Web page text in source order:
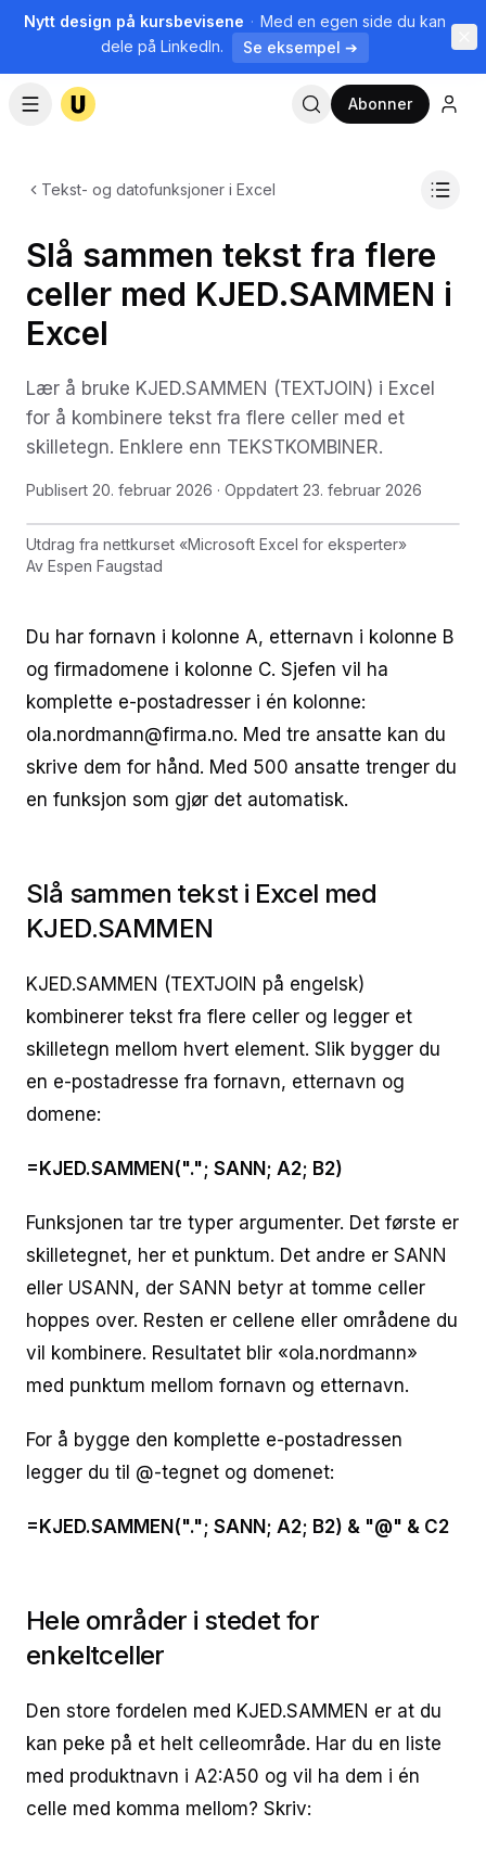
Nytt design på kursbevisene · Med en egen side du kan
dele på LinkedIn.
Se eksempel ➔
Abonner
Tekst- og datofunksjoner i Excel
Slå sammen tekst fra flere
celler med KJED.SAMMEN i
Excel
Lær å bruke KJED.SAMMEN (TEXTJOIN) i Excel
for å kombinere tekst fra flere celler med et
skilletegn. Enklere enn TEKSTKOMBINER.
Publisert 20. februar 2026 · Oppdatert 23. februar 2026
Utdrag fra nettkurset «Microsoft Excel for eksperter»
Av Espen Faugstad
Du har fornavn i kolonne A, etternavn i kolonne B
og firmadomene i kolonne C. Sjefen vil ha
komplette e-postadresser i én kolonne:
ola.nordmann@firma.no. Med tre ansatte kan du
skrive dem for hånd. Med 500 ansatte trenger du
en funksjon som gjør det automatisk.
Slå sammen tekst i Excel med
KJED.SAMMEN
KJED.SAMMEN (TEXTJOIN på engelsk)
kombinerer tekst fra flere celler og legger et
skilletegn mellom hvert element. Slik bygger du
en e-postadresse fra fornavn, etternavn og
domene:
=KJED.SAMMEN("."; SANN; A2; B2)
Funksjonen tar tre typer argumenter. Det første er
skilletegnet, her et punktum. Det andre er SANN
eller USANN, der SANN betyr at tomme celler
hoppes over. Resten er cellene eller områdene du
vil kombinere. Resultatet blir «ola.nordmann»
med punktum mellom fornavn og etternavn.
For å bygge den komplette e-postadressen
legger du til @-tegnet og domenet:
=KJED.SAMMEN("."; SANN; A2; B2) & "@" & C2
Hele områder i stedet for
enkeltceller
Den store fordelen med KJED.SAMMEN er at du
kan peke på et helt celleområde. Har du en liste
med produktnavn i A2:A50 og vil ha dem i én
celle med komma mellom? Skriv: